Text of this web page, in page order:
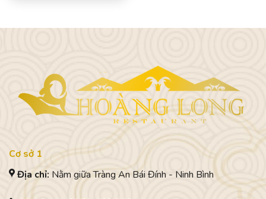
Cơ sở 1
Địa chỉ: Nằm giữa Tràng An Bái Đính - Ninh Bình